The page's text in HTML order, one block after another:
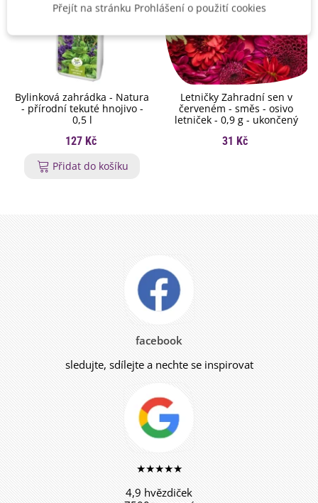
Bylinková zahrádka - Natura
- přírodní tekuté hnojivo -
0,5 l
127 Kč
Přidat do košíku
Letničky Zahradní sen v
červeném - směs - osivo
letniček - 0,9 g - ukončený
31 Kč
facebook
sledujte, sdílejte a nechte se inspirovat
★★★★★
4,9 hvězdiček
Přejít na stránku Prohlášení o použití cookies